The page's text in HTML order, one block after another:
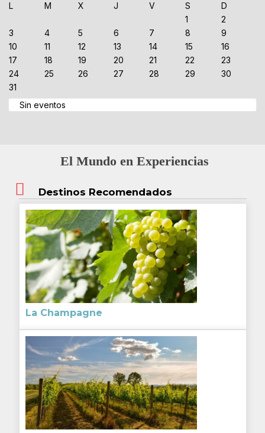
L
M X J V S
D
1
2
3
4 5 6 7 8
9
10
11 12 13 14 15
16
17
18 19 20 21 22
23
24
25 26 27 28 29
30
31
Sin eventos
El Mundo en Experiencias
Destinos Recomendados
La Champagne